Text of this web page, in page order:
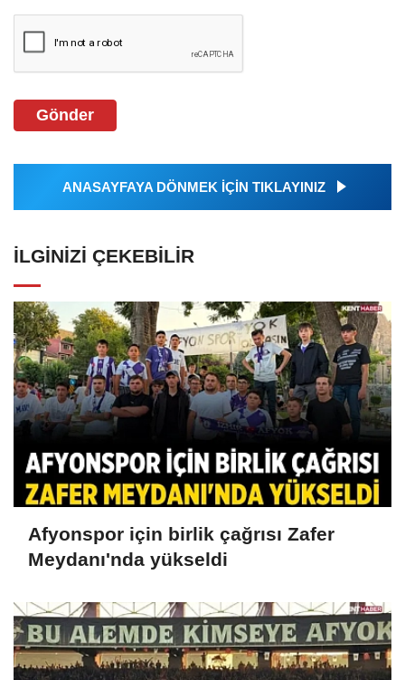
Gönder
ANASAYFAYA DÖNMEK İÇİN TIKLAYINIZ
İLGINIZI ÇEKEBILIR
Afyonspor için birlik çağrısı Zafer
Meydanı'nda yükseldi